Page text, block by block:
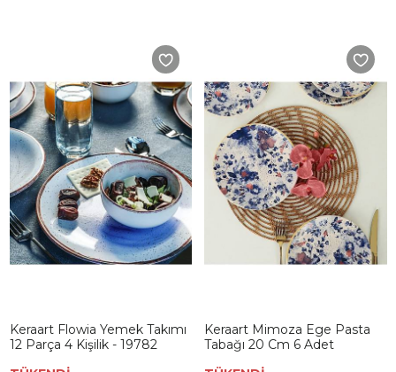
Keraart Flowia Yemek Takımı
12 Parça 4 Kişilik - 19782
Keraart Mimoza Ege Pasta
Tabağı 20 Cm 6 Adet